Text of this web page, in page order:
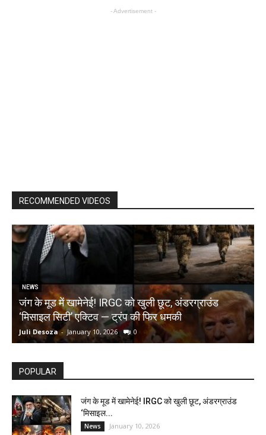
- Advertisement -
RECOMMENDED VIDEOS
NEWS
जंग के मूड में खामेनेई! IRGC को खुली छूट, अंडरग्राउंड
‘मिसाइल सिटी’ एक्टिव — ट्रंप की फिर धमकी
Juli Desoza - January 10, 2026 0
POPULAR
जंग के मूड में खामेनेई! IRGC को खुली छूट, अंडरग्राउंड
‘मिसाइल...
News January 10, 2026